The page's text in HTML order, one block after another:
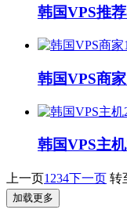
韩国VPS推
韩国VPS商
韩国VPS主
上一页1 234下一页 转
加载更多